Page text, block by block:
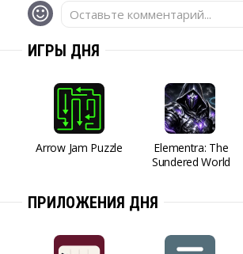
Оставьте комментарий...
ИГРЫ ДНЯ
Arrow Jam Puzzle
Elementra: The
Sundered World
ПРИЛОЖЕНИЯ ДНЯ